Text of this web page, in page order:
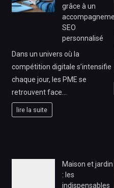
grâce à un
SEO
personnalisé
Dans un univers où la
compétition digitale s’intensifie
chaque jour, les PME se
retrouvent face…
lire la suite
Maison et jardin
: les
indispensables